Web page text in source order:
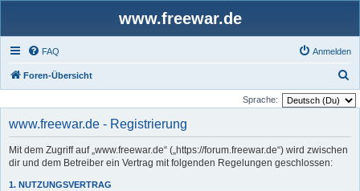
www.freewar.de
FAQ Anmelden
Foren-Übersicht
u
Sprache:
www.freewar.de - Registrierung
Mit dem Zugriff auf „www.freewar.de“ („https://forum.freewar.de“) wird zwischen
dir und dem Betreiber ein Vertrag mit folgenden Regelungen geschlossen:
1. NUTZUNGSVERTRAG